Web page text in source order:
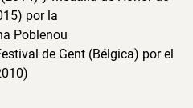
por la
Poblenou
de Gent (Bélgica) por el